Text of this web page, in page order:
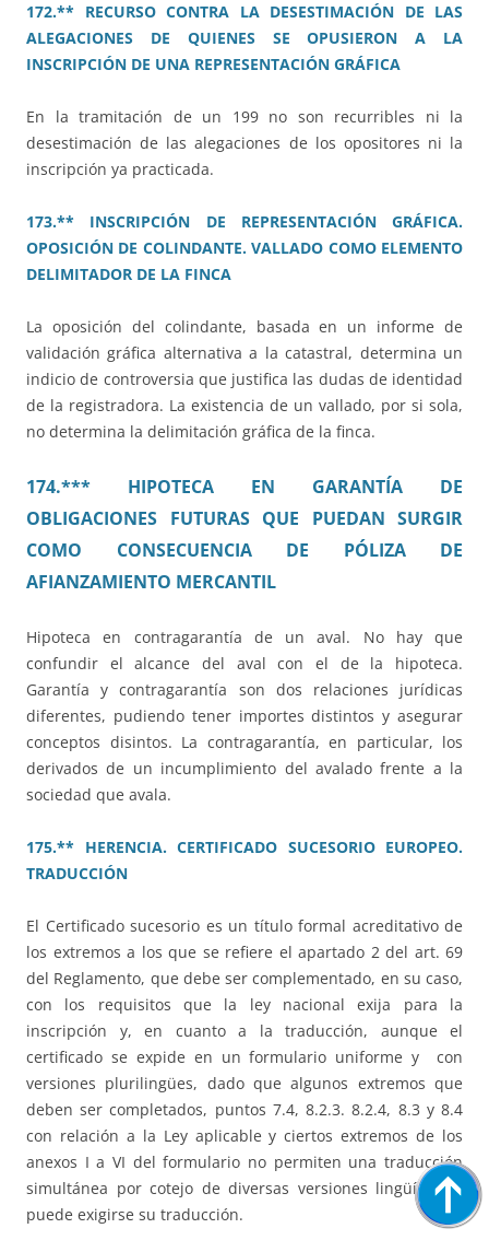
172.** RECURSO CONTRA LA DESESTIMACIÓN DE LAS
ALEGACIONES DE QUIENES SE OPUSIERON A LA
INSCRIPCIÓN DE UNA REPRESENTACIÓN GRÁFICA
En la tramitación de un 199 no son recurribles ni la
desestimación de las alegaciones de los opositores ni la
inscripción ya practicada.
173.** INSCRIPCIÓN DE REPRESENTACIÓN GRÁFICA.
OPOSICIÓN DE COLINDANTE. VALLADO COMO ELEMENTO
DELIMITADOR DE LA FINCA
La oposición del colindante, basada en un informe de
validación gráfica alternativa a la catastral, determina un
indicio de controversia que justifica las dudas de identidad
de la registradora. La existencia de un vallado, por si sola,
no determina la delimitación gráfica de la finca.
174.*** HIPOTECA EN GARANTÍA DE
OBLIGACIONES FUTURAS QUE PUEDAN SURGIR
COMO CONSECUENCIA DE PÓLIZA DE
AFIANZAMIENTO MERCANTIL
Hipoteca en contragarantía de un aval. No hay que
confundir el alcance del aval con el de la hipoteca.
Garantía y contragarantía son dos relaciones jurídicas
diferentes, pudiendo tener importes distintos y asegurar
conceptos disintos. La contragarantía, en particular, los
derivados de un incumplimiento del avalado frente a la
sociedad que avala.
175.** HERENCIA. CERTIFICADO SUCESORIO EUROPEO.
TRADUCCIÓN
El Certificado sucesorio es un título formal acreditativo de
los extremos a los que se refiere el apartado 2 del art. 69
del Reglamento, que debe ser complementado, en su caso,
con los requisitos que la ley nacional exija para la
inscripción y, en cuanto a la traducción, aunque el
certificado se expide en un formulario uniforme y con
versiones plurilingües, dado que algunos extremos que
deben ser completados, puntos 7.4, 8.2.3. 8.2.4, 8.3 y 8.4
con relación a la Ley aplicable y ciertos extremos de los
anexos I a VI del formulario no permiten una traducción
simultánea por cotejo de diversas versiones lingüísticas,
puede exigirse su traducción.